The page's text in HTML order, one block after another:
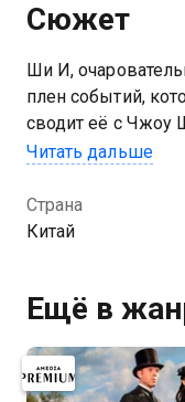
Сюжет
Ши И,
плен событий,
сводит её с Чжоу
химиком
Читать дальше
Страна
Китай
Ещё в